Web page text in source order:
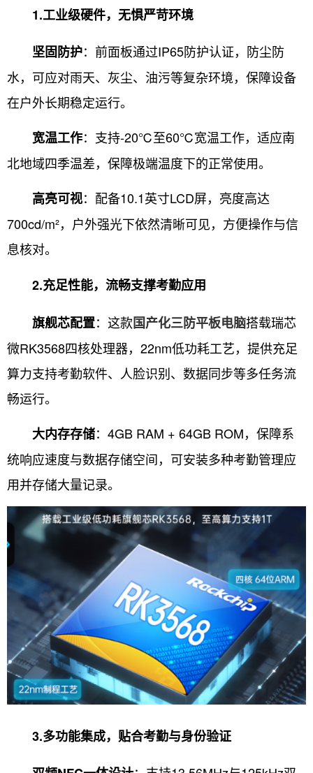
1.工业级硬件，无惧严苛环境
坚固防护：前面板通过IP65防护认证，防尘防
水，可应对雨天、灰尘、油污等复杂环境，保障设备
在户外长期稳定运行。
宽温工作：支持-20℃至60℃宽温工作，适应南
北地域四季温差，保障极端温度下的正常使用。
高亮可视：配备10.1英寸LCD屏，亮度高达
700cd/m²，户外强光下依然清晰可见，方便操作与信
息核对。
2.充足性能，流畅支撑考勤应用
旗舰芯配置：这款国产化三防平板电脑搭载瑞芯
微RK3568四核处理器，22nm低功耗工艺，提供充足
算力支持考勤软件、人脸识别、数据同步等多任务流
畅运行。
大内存存储：4GB RAM + 64GB ROM，保障系
统响应速度与数据存储空间，可安装多种考勤管理应
用并存储大量记录。
3.多功能集成，贴合考勤与身份验证